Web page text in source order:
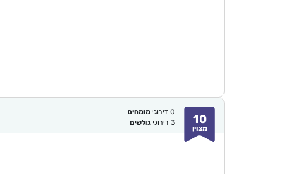
10
מצוין
0 דירוגימומחים
3 דירוגיגולשים